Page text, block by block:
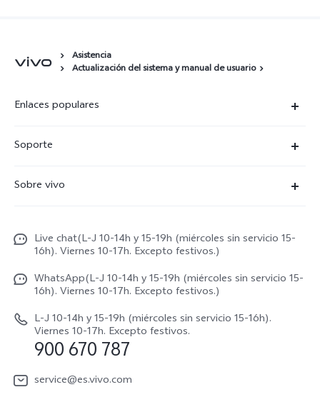
Asistencia
Actualización del sistema y manual de usuario
Enlaces populares
X300
V70 5G
V70 FE
V70 Lite 5G
Y31 5G
Soporte
Autenticación de IMEI
Gestión de reparaciones
Manual de usuario
Actualización de sistema
Actualizar registro
Instrucciones de Garantía
Sobre vivo
Netiqueta vivo
Avisos legales
Acerca de nosotros
Sostenibilidad
Centro de privacidad de vivo
Live chat(L-J 10-14h y 15-19h (miércoles sin servicio 15-
16h). Viernes 10-17h. Excepto festivos.)
WhatsApp(L-J 10-14h y 15-19h (miércoles sin servicio 15-
16h). Viernes 10-17h. Excepto festivos.)
L-J 10-14h y 15-19h (miércoles sin servicio 15-16h).
Viernes 10-17h. Excepto festivos.
900 670 787
service@es.vivo.com